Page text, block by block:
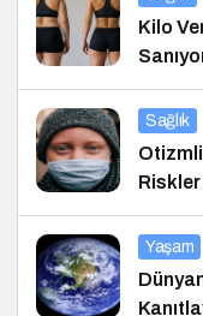
Kilo
Sağlık
Yaşam